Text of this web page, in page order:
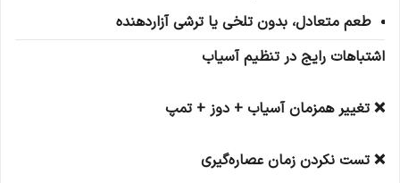
طعم متعادل، بدون تلخی یا ترشی آزاردهنده
اشتباهات رایج در تنظیم آسیاب
❌ تغییر همزمان آسیاب + دوز + تمپ
❌ تست نکردن زمان عصاره‌گیری